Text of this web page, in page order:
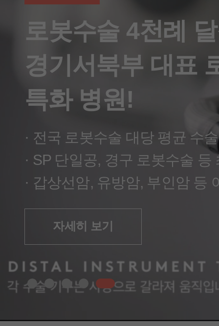
자세히 보기
경기 서북부 갑상선암 치료 대표
로봇수술 4천례
경기서북부 대표
특화 병원!
· 전국 로봇수술 대당 평균 수
· SP 단일공, 경구 로봇수술 등
· 갑상선암, 유방암, 부인암 등
자세히 보기